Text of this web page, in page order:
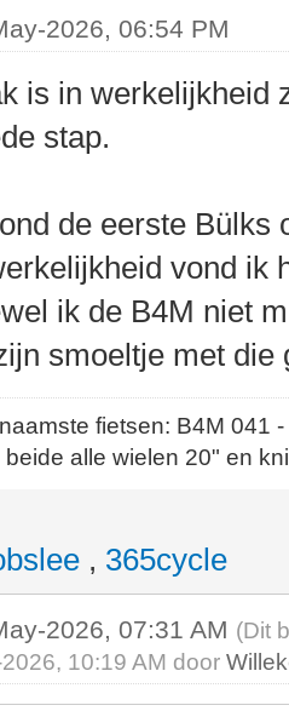
2026, 06:54 PM
is in werkelijkheid
stap.
de eerste Bülks
vond ik
ik de B4M niet
smoeltje met die
fietsen: B4M
beide alle wielen 20" en
, 365cycle
2026, 07:31 AM (Dit
10:19 AM door